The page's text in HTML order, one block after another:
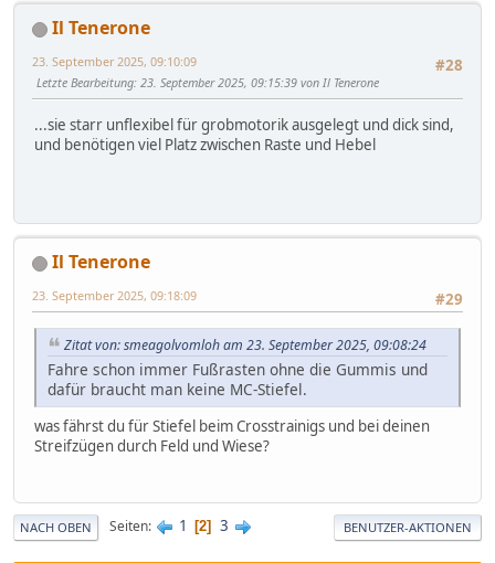
Il Tenerone
#28
23. September 2025, 09:10:09
Letzte Bearbeitung: 23. September 2025, 09:15:39 von Il Tenerone
...sie starr unflexibel für grobmotorik ausgelegt und dick sind,
und benötigen viel Platz zwischen Raste und Hebel
Il Tenerone
#29
23. September 2025, 09:18:09
Zitat von: smeagolvomloh am 23. September 2025, 09:08:24
Fahre schon immer Fußrasten ohne die Gummis und
dafür braucht man keine MC-Stiefel.
was fährst du für Stiefel beim Crosstrainigs und bei deinen
Streifzügen durch Feld und Wiese?
NACH OBEN Seiten 1 2 3 BENUTZER-AKTIONEN